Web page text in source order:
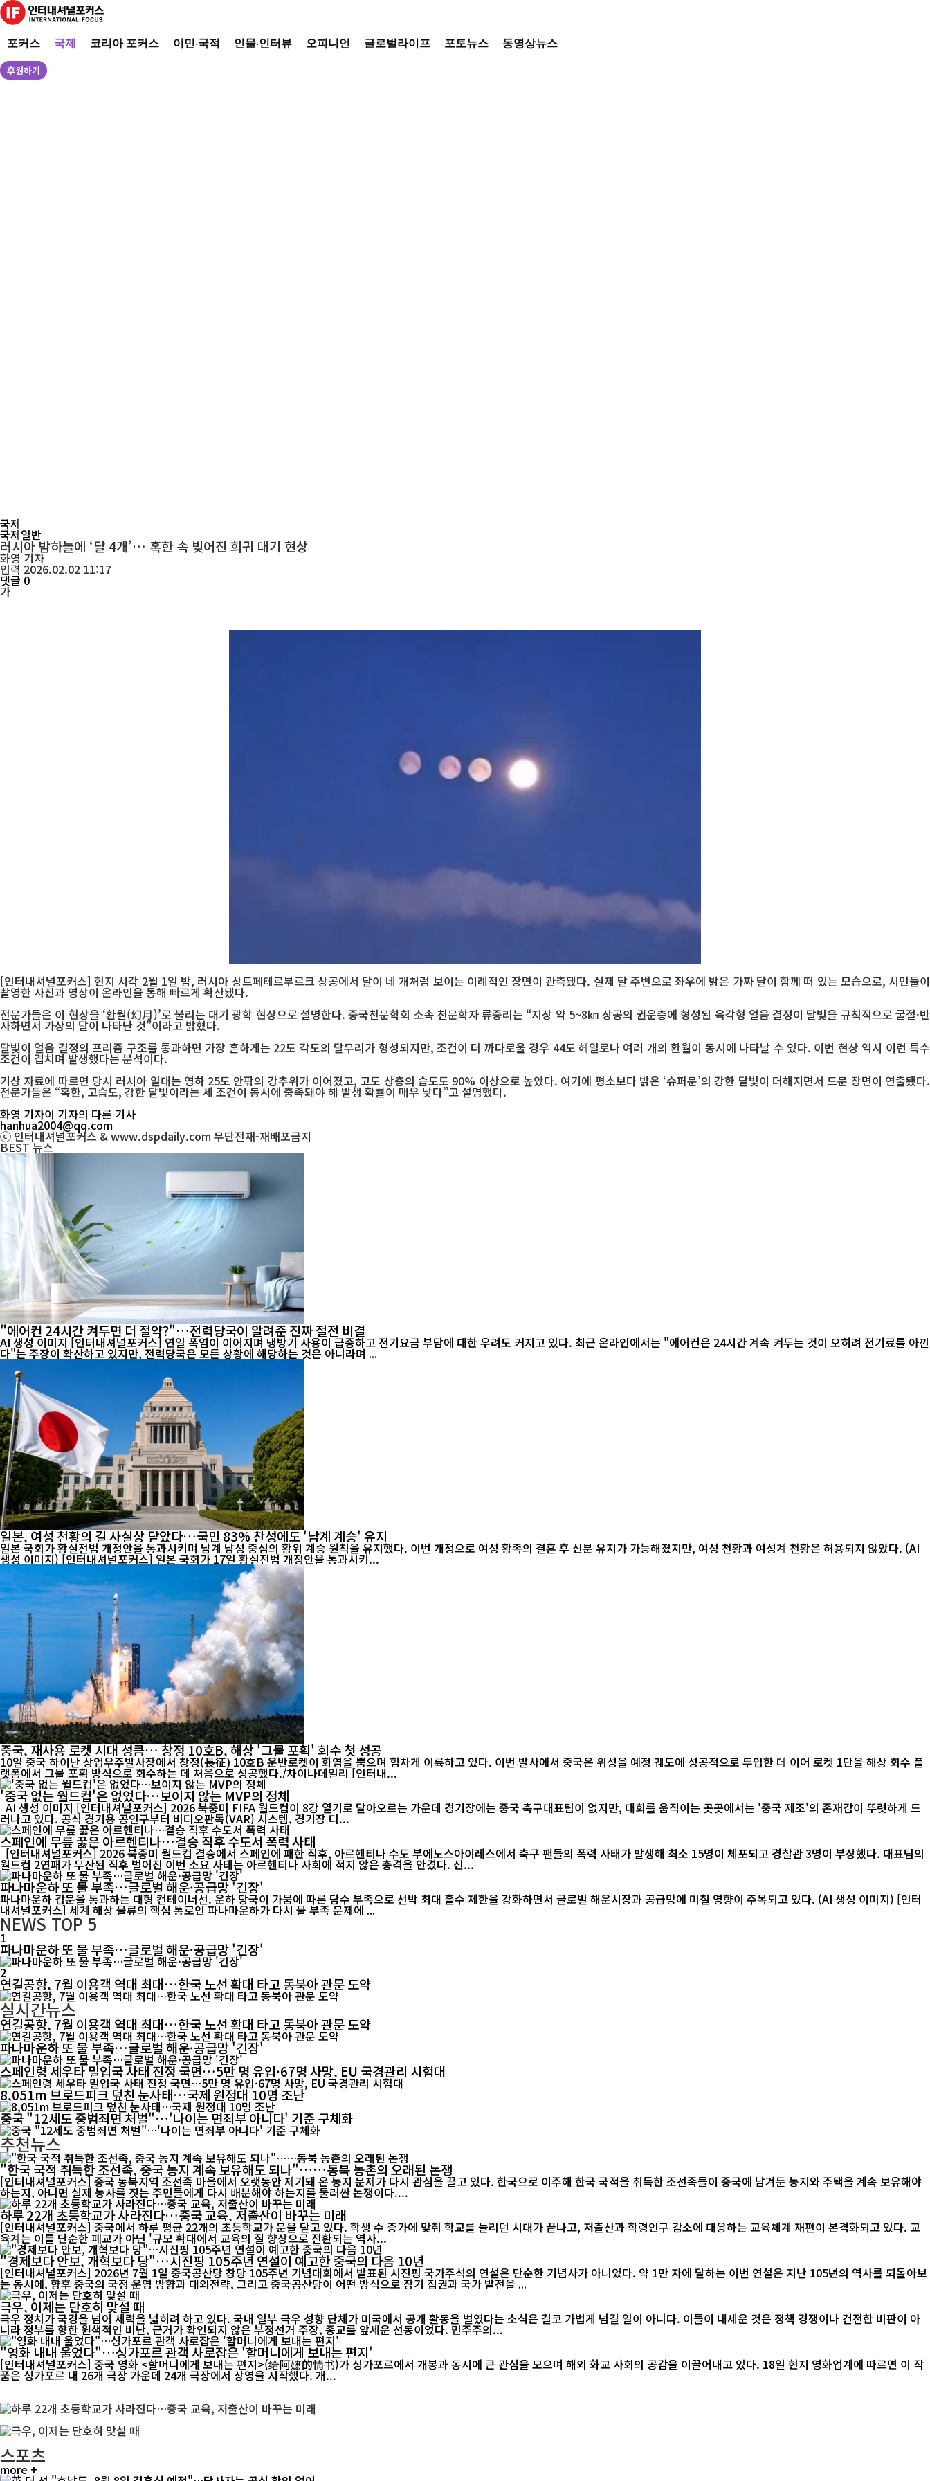
포커스 국제 코리아 포커스 이민·국적 인물·인터뷰 오피니언 글로벌라이프 포토뉴스 동영상뉴스
후원하기
국제
국제일반
러시아 밤하늘에 ‘달 4개’… 혹한 속 빚어진 희귀 대기 현상
화영기자
입력 2026.02.02 11:17
댓글 0
가
[인터내셔널포커스] 현지 시각 2월 1일 밤, 러시아 상트페테르부르크 상공에서 달이 네 개처럼 보이는 이례적인 장면이 관측됐다. 실제 달 주변으로 좌우에 밝은 가짜 달이 함께 떠 있는 모습으로, 시민들이
촬영한 사진과 영상이 온라인을 통해 빠르게 확산됐다.
전문가들은 이 현상을 ‘환월(幻月)’로 불리는 대기 광학 현상으로 설명한다. 중국천문학회 소속 천문학자 류중리는 “지상 약 5~8㎞ 상공의 권운층에 형성된 육각형 얼음 결정이 달빛을 규칙적으로 굴절·반
사하면서 가상의 달이 나타난 것”이라고 밝혔다.
달빛이 얼음 결정의 프리즘 구조를 통과하면 가장 흔하게는 22도 각도의 달무리가 형성되지만, 조건이 더 까다로울 경우 44도 헤일로나 여러 개의 환월이 동시에 나타날 수 있다. 이번 현상 역시 이런 특수
조건이 겹치며 발생했다는 분석이다.
기상 자료에 따르면 당시 러시아 일대는 영하 25도 안팎의 강추위가 이어졌고, 고도 상층의 습도도 90% 이상으로 높았다. 여기에 평소보다 밝은 ‘슈퍼문’의 강한 달빛이 더해지면서 드문 장면이 연출됐다.
전문가들은 “혹한, 고습도, 강한 달빛이라는 세 조건이 동시에 충족돼야 해 발생 확률이 매우 낮다”고 설명했다.
화영 기자이 기자의 다른 기사
hanhua2004@qq.com
ⓒ 인터내셔널포커스 & www.dspdaily.com 무단전재-재배포금지
BEST뉴스
"에어컨 24시간 켜두면 더 절약?"…전력당국이 알려준 진짜 절전 비결
AI 생성 이미지 [인터내셔널포커스] 연일 폭염이 이어지며 냉방기 사용이 급증하고 전기요금 부담에 대한 우려도 커지고 있다. 최근 온라인에서는 "에어컨은 24시간 계속 켜두는 것이 오히려 전기료를 아낀
다"는 주장이 확산하고 있지만, 전력당국은 모든 상황에 해당하는 것은 아니라며 ...
일본, 여성 천황의 길 사실상 닫았다…국민 83% 찬성에도 '남계 계승' 유지
일본 국회가 황실전범 개정안을 통과시키며 남계 남성 중심의 황위 계승 원칙을 유지했다. 이번 개정으로 여성 황족의 결혼 후 신분 유지가 가능해졌지만, 여성 천황과 여성계 천황은 허용되지 않았다. (AI
생성 이미지) [인터내셔널포커스] 일본 국회가 17일 황실전범 개정안을 통과시키...
중국, 재사용 로켓 시대 성큼… 창정 10호B, 해상 '그물 포획' 회수 첫 성공
10일 중국 하이난 상업우주발사장에서 창정(長征) 10호B 운반로켓이 화염을 뿜으며 힘차게 이륙하고 있다. 이번 발사에서 중국은 위성을 예정 궤도에 성공적으로 투입한 데 이어 로켓 1단을 해상 회수 플
랫폼에서 그물 포획 방식으로 회수하는 데 처음으로 성공했다./차이나데일리 [인터내...
'중국 없는 월드컵'은 없었다…보이지 않는 MVP의 정체
러나고 있다. 공식 경기용 공인구부터 비디오판독(VAR) 시스템, 경기장 디...
스페인에 무릎 꿇은 아르헨티나…결승 직후 수도서 폭력 사태
[인터내셔널포커스] 2026 북중미 월드컵 결승에서 스페인에 패한 직후, 아르헨티나 수도 부에노스아이레스에서 축구 팬들의 폭력 사태가 발생해 최소 15명이 체포되고 경찰관 3명이 부상했다. 대표팀의
월드컵 2연패가 무산된 직후 벌어진 이번 소요 사태는 아르헨티나 사회에 적지 않은 충격을 안겼다. 신...
파나마운하 또 물 부족…글로벌 해운·공급망 '긴장'
파나마운하 갑문을 통과하는 대형 컨테이너선. 운하 당국이 가뭄에 따른 담수 부족으로 선박 최대 흘수 제한을 강화하면서 글로벌 해운시장과 공급망에 미칠 영향이 주목되고 있다. (AI 생성 이미지) [인터
내셔널포커스] 세계 해상 물류의 핵심 통로인 파나마운하가 다시 물 부족 문제에 ...
NEWSTOP 5
1
파나마운하 또 물 부족…글로벌 해운·공급망 '긴장'
2
연길공항, 7월 이용객 역대 최대…한국 노선 확대 타고 동북아 관문 도약
실시간뉴스
연길공항, 7월 이용객 역대 최대…한국 노선 확대 타고 동북아 관문 도약
파나마운하 또 물 부족…글로벌 해운·공급망 '긴장'
스페인령 세우타 밀입국 사태 진정 국면…5만 명 유입·67명 사망, EU 국경관리 시험대
8,051m 브로드피크 덮친 눈사태…국제 원정대 10명 조난
중국 "12세도 중범죄면 처벌"…'나이는 면죄부 아니다' 기준 구체화
추천뉴스
"한국 국적 취득한 조선족, 중국 농지 계속 보유해도 되나"……동북 농촌의 오래된 논쟁
[인터내셔널포커스] 중국 동북지역 조선족 마을에서 오랫동안 제기돼 온 농지 문제가 다시 관심을 끌고 있다. 한국으로 이주해 한국 국적을 취득한 조선족들이 중국에 남겨둔 농지와 주택을 계속 보유해야
하는지, 아니면 실제 농사를 짓는 주민들에게 다시 배분해야 하는지를 둘러싼 논쟁이다....
하루 22개 초등학교가 사라진다…중국 교육, 저출산이 바꾸는 미래
[인터내셔널포커스] 중국에서 하루 평균 22개의 초등학교가 문을 닫고 있다. 학생 수 증가에 맞춰 학교를 늘리던 시대가 끝나고, 저출산과 학령인구 감소에 대응하는 교육체계 재편이 본격화되고 있다. 교
육계는 이를 단순한 폐교가 아닌 '규모 확대에서 교육의 질 향상으로 전환되는 역사...
"경제보다 안보, 개혁보다 당"…시진핑 105주년 연설이 예고한 중국의 다음 10년
[인터내셔널포커스] 2026년 7월 1일 중국공산당 창당 105주년 기념대회에서 발표된 시진핑 국가주석의 연설은 단순한 기념사가 아니었다. 약 1만 자에 달하는 이번 연설은 지난 105년의 역사를 되돌아보
는 동시에, 향후 중국의 국정 운영 방향과 대외전략, 그리고 중국공산당이 어떤 방식으로 장기 집권과 국가 발전을 ...
극우, 이제는 단호히 맞설 때
극우 정치가 국경을 넘어 세력을 넓히려 하고 있다. 국내 일부 극우 성향 단체가 미국에서 공개 활동을 벌였다는 소식은 결코 가볍게 넘길 일이 아니다. 이들이 내세운 것은 정책 경쟁이나 건전한 비판이 아
니라 정부를 향한 원색적인 비난, 근거가 확인되지 않은 부정선거 주장, 종교를 앞세운 선동이었다. 민주주의...
"영화 내내 울었다"…싱가포르 관객 사로잡은 '할머니에게 보내는 편지'
[인터내셔널포커스] 중국 영화 <할머니에게 보내는 편지>(给阿嬷的情书)가 싱가포르에서 개봉과 동시에 큰 관심을 모으며 해외 화교 사회의 공감을 이끌어내고 있다. 18일 현지 영화업계에 따르면 이 작
품은 싱가포르 내 26개 극장 가운데 24개 극장에서 상영을 시작했다. 개...
스포츠
more +